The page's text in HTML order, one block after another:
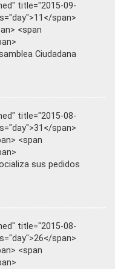
title="2015-09-
span>
<span
Ciudadana
title="2015-08-
span>
<span
sus pedidos
title="2015-08-
span>
<span